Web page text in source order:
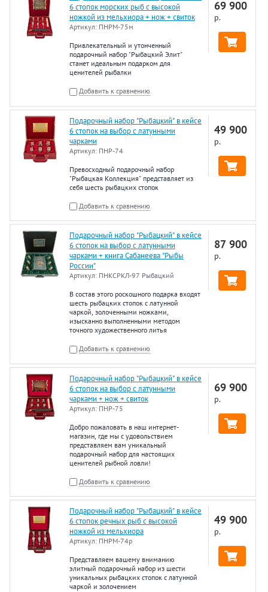
69 900
р.
6 стопок морских рыб с высокой
ножкой из мельхиора + нож + свиток
Артикул:ПНРМ-75м
Привлекательный и утонченный
подарочный набор "Рыбацкий Элит"
станет идеальным подарком для
ценителей рыбалки
Добавить к сравнению
49 900
р.
Подарочный набор "Рыбацкий" в кейсе
6 стопок на выбор с латунными
чарками
Артикул:ПНР-74
Превосходный подарочный набор
"Рыбацкая Коллекция" представляет из
себя шесть рыбацких стопок
Добавить к сравнению
87 900
р.
Подарочный набор "Рыбацкий" в кейсе
6 стопок на выбор с латунными
чарками + книга Сабанеева "Рыбы
России"
Артикул:ПНКСРКЛ-97 Рыбацкий
В состав этого роскошного подарка входят
шесть рыбацких стопок с латунной
чаркой, золоченными ножками,
изысканно выполненными методом
точного художественного литья
Добавить к сравнению
69 900
р.
Подарочный набор "Рыбацкий" в кейсе
6 стопок на выбор с латунными
чарками + нож + свиток
Артикул:ПНР-75
Добро пожаловать в наш интернет-
магазин, где мы с удовольствием
представляем вам уникальный
подарочный набор для настоящих
ценителей рыбной ловли!
Добавить к сравнению
49 900
р.
Подарочный набор "Рыбацкий" в кейсе
6 стопок речных рыб с высокой
ножкой из мельхиора
Артикул:ПНРМ-74р
Представляем вашему вниманию
элитный подарочный набор из шести
уникальных рыбацких стопок с латунной
чаркой и золочением